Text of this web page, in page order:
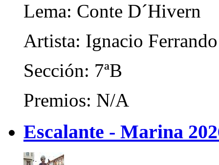
Lema: Conte D´Hivern
Artista: Ignacio
Sección: 7ªB
Premios: N/A
Escalante - Marina